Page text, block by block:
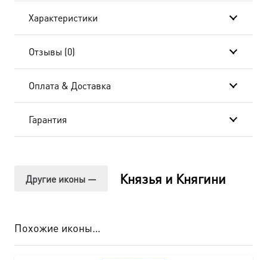
коробке
Характеристики
Отзывы (0)
Оплата & Доставка
Гарантия
Другие иконы — Князья и Княгини
Похожие иконы…